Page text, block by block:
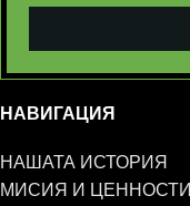
НАВИГАЦИЯ
НАШАТА ИСТОРИЯ
МИСИЯ И ЦЕННОСТИ